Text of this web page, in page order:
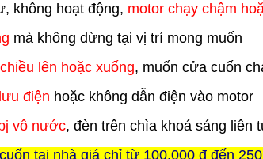
không hoạt động, motor chạy chậm
mà không dừng tại vị trí mong muốn
lên hoặc xuống, muốn cửa cuốn
điện hoặc không dẫn điện vào motor
vô nước, đèn trên chìa khoá sáng liên
tại nhà giá chỉ từ 100.000 đ đến